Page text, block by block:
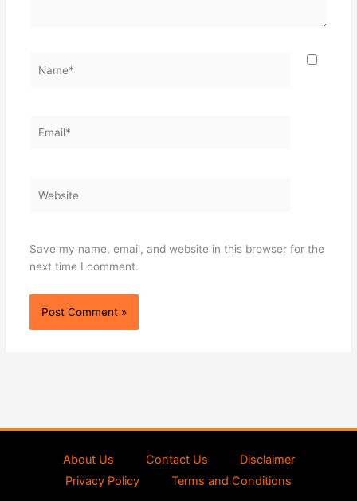
Save my name, email, and website in this browser for the
next time I comment.
About Us Contact Us
Disclaimer
Privacy Policy
Terms and Conditions